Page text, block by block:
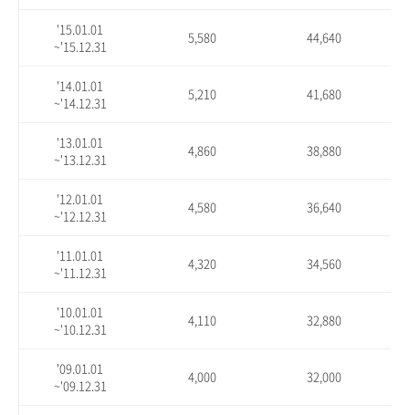
'15.01.01
~'15.12.31
5,580 44,640
'14.01.01
~'14.12.31
5,210 41,680
'13.01.01
~'13.12.31
4,860 38,880
'12.01.01
~'12.12.31
4,580 36,640
'11.01.01
~'11.12.31
4,320 34,560
'10.01.01
~'10.12.31
4,110 32,880
'09.01.01
~'09.12.31
4,000 32,000